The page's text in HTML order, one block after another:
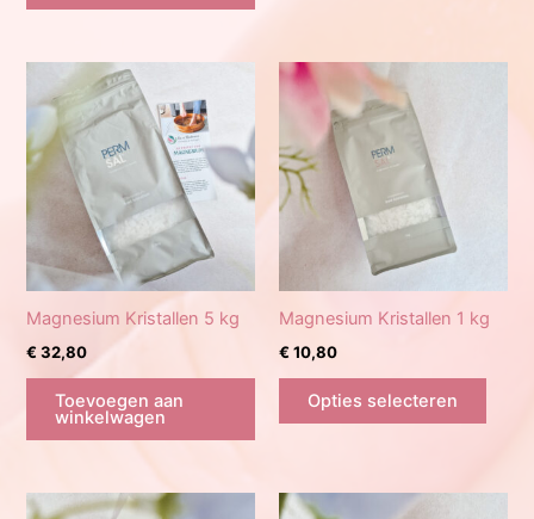
Magnesium Kristallen 5 kg
€32,80
Toevoegen aan
winkelwagen
Magnesium Kristallen 1 kg
€10,80
Opties selecteren
Dit